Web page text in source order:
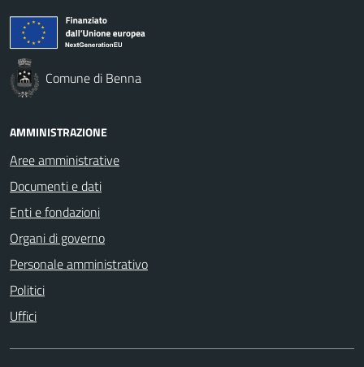
Comune di Benna
AMMINISTRAZIONE
Aree amministrative
Documenti e dati
Enti e fondazioni
Organi di governo
Personale amministrativo
Politici
Uffici